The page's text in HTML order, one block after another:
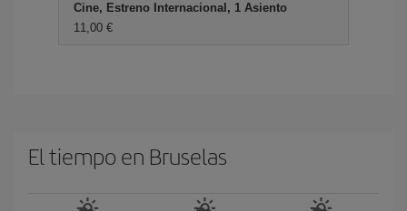
Cine, Estreno Internacional, 1 Asiento
11,00 €
El tiempo en Bruselas